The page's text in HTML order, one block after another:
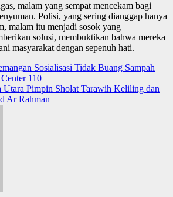
malam yang sempat mencekam bagi
Polisi, yang sering dianggap hanya
malam itu menjadi sosok yang
solusi, membuktikan bahwa mereka
masyarakat dengan sepenuh hati.
Sosialisasi Tidak Buang Sampah
110
Utara Pimpin Sholat Tarawih Keliling dan
Ar Rahman